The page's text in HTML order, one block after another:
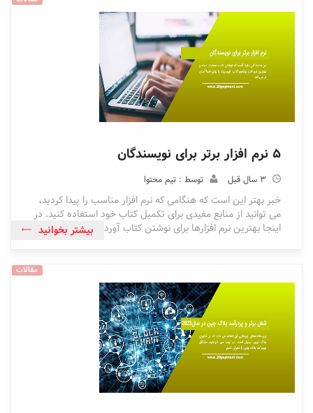
5 نرم افزار برتر برای نویسندگان
3 سال قبل توسط : تیم محتوا
خبر بهتر این است که هنگامی که نرم افزار مناسب را پیدا کردید،
می توانید از منابع مفیدی برای تکمیل کتاب خود استفاده کنید. در
اینجا بهترین نرم افزارها برای نوشتن کتاب آورده شده اند.
بیشتر بخوانید
مقالات